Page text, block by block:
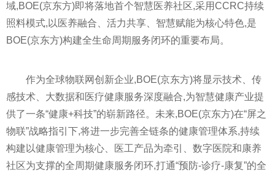
域,BOE(京东方)即将落地首个智慧医养社区,采用CCRC持续
照料模式,以医养融合、活力共享、智慧赋能为核心特色,是
BOE(京东方)构建全生命周期服务闭环的重要布局。
作为全球物联网创新企业,BOE(京东方)将显示技术、传
感技术、大数据和医疗健康服务深度融合,为智慧健康产业提
供了一条“健康+科技”的崭新路径。未来,BOE(京东方)在“屏之
物联”战略指引下,将进一步完善全链条的健康管理体系,持续
构建以健康管理为核心、医工产品为牵引、数字医院和康养
社区为支撑的全周期健康服务闭环,打通“预防-诊疗-康复”的全